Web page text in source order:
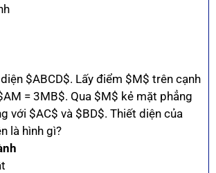
$ABCD$. Lấy điểm $M$ trên cạnh
= 3MB$. Qua $M$ kẻ mặt phẳng
với $AC$ và $BD$. Thiết diện của
là hình gì?